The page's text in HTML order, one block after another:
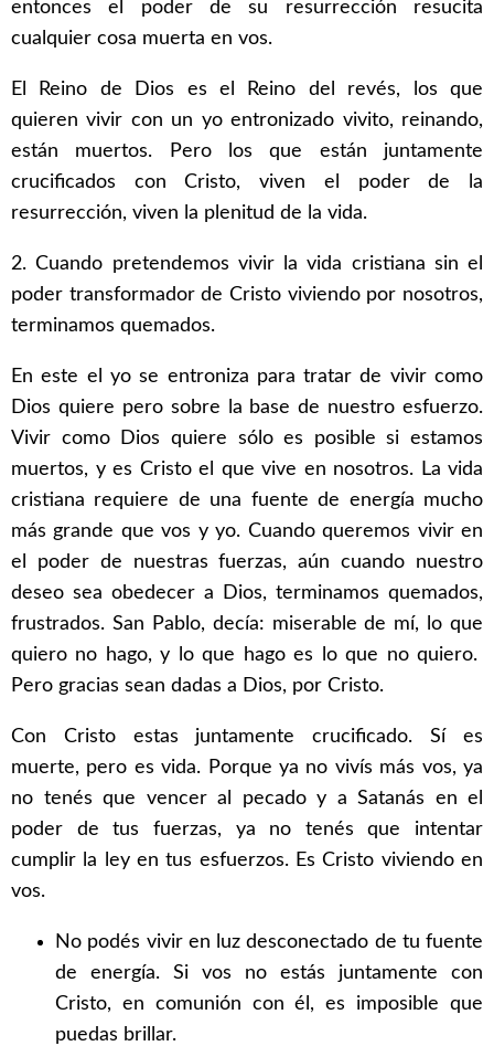
entonces el poder de su resurrección resucita
cualquier cosa muerta en vos.
El Reino de Dios es el Reino del revés, los que
quieren vivir con un yo entronizado vivito, reinando,
están muertos. Pero los que están juntamente
crucificados con Cristo, viven el poder de la
resurrección, viven la plenitud de la vida.
2. Cuando pretendemos vivir la vida cristiana sin el
poder transformador de Cristo viviendo por nosotros,
terminamos quemados.
En este el yo se entroniza para tratar de vivir como
Dios quiere pero sobre la base de nuestro esfuerzo.
Vivir como Dios quiere sólo es posible si estamos
muertos, y es Cristo el que vive en nosotros. La vida
cristiana requiere de una fuente de energía mucho
más grande que vos y yo. Cuando queremos vivir en
el poder de nuestras fuerzas, aún cuando nuestro
deseo sea obedecer a Dios, terminamos quemados,
frustrados. San Pablo, decía: miserable de mí, lo que
quiero no hago, y lo que hago es lo que no quiero.
Pero gracias sean dadas a Dios, por Cristo.
Con Cristo estas juntamente crucificado. Sí es
muerte, pero es vida. Porque ya no vivís más vos, ya
no tenés que vencer al pecado y a Satanás en el
poder de tus fuerzas, ya no tenés que intentar
cumplir la ley en tus esfuerzos. Es Cristo viviendo en
vos.
No podés vivir en luz desconectado de tu fuente
de energía. Si vos no estás juntamente con
Cristo, en comunión con él, es imposible que
puedas brillar.